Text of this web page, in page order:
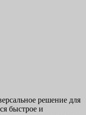
решение для
быстрое и